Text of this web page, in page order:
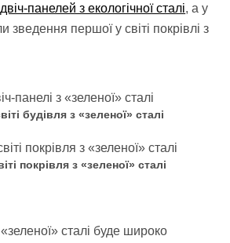
панелей з екологічної сталі, а у
зведення першої у світі покрівлі з
будівля з «зеленої» сталі
покрівля з «зеленої» сталі
сталі буде широко